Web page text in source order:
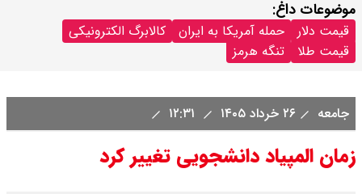
موضوعات داغ:
قیمت دلار حمله آمریکا به ایران
کالابرگ الکترونیکی
قیمت طلا
تنگه هرمز
جامعه ۲۶ خرداد ۱۴۰۵
زمان المپیاد دانشجویی تغییر کرد